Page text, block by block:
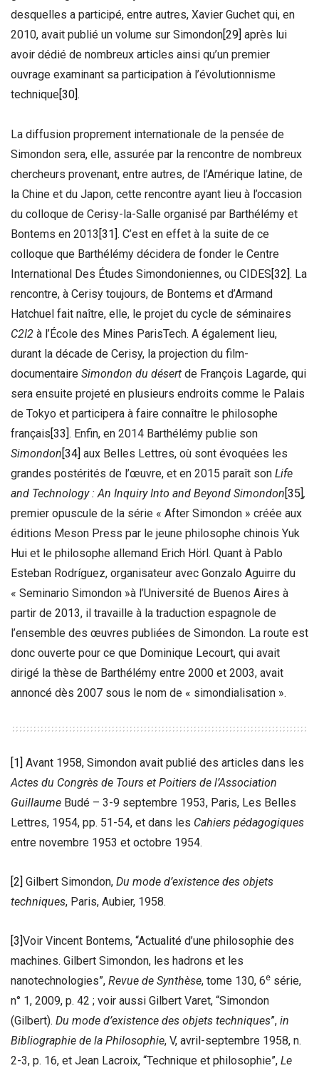
desquelles a participé, entre autres, Xavier Guchet qui, en
2010, avait publié un volume sur Simondon [29] après lui
avoir dédié de nombreux articles ainsi qu’un premier
ouvrage examinant sa participation à l’évolutionnisme
technique [30] .
La diffusion proprement internationale de la pensée de
Simondon sera, elle, assurée par la rencontre de nombreux
chercheurs provenant, entre autres, de l’Amérique latine, de
la Chine et du Japon, cette rencontre ayant lieu à l’occasion
du colloque de Cerisy-la-Salle organisé par Barthélémy et
Bontems en 2013 [31]. C’est en effet à la suite de ce
colloque que Barthélémy décidera de fonder le Centre
International Des Études Simondoniennes, ou CIDES[32]. La
rencontre, à Cerisy toujours, de Bontems et d’Armand
Hatchuel fait naître, elle, le projet du cycle de séminaires
C2I2 à l’École des Mines ParisTech. A également lieu,
durant la décade de Cerisy, la projection du film-
documentaire Simondon du désert de François Lagarde, qui
sera ensuite projeté en plusieurs endroits comme le Palais
de Tokyo et participera à faire connaître le philosophe
français[33]. Enfin, en 2014 Barthélémy publie son
Simondon[34] aux Belles Lettres, où sont évoquées les
grandes postérités de l’œuvre, et en 2015 paraît son Life
and Technology : An Inquiry Into and Beyond Simondon[35],
premier opuscule de la série « After Simondon » créée aux
éditions Meson Press par le jeune philosophe chinois Yuk
Hui et le philosophe allemand Erich Hörl. Quant à Pablo
Esteban Rodríguez, organisateur avec Gonzalo Aguirre du
« Seminario Simondon »à l’Université de Buenos Aires à
partir de 2013, il travaille à la traduction espagnole de
l’ensemble des œuvres publiées de Simondon. La route est
donc ouverte pour ce que Dominique Lecourt, qui avait
dirigé la thèse de Barthélémy entre 2000 et 2003, avait
annoncé dès 2007 sous le nom de « simondialisation ».
[1] Avant 1958, Simondon avait publié des articles dans les
Actes du Congrès de Tours et Poitiers de l’Association
Guillaume Budé – 3-9 septembre 1953, Paris, Les Belles
Lettres, 1954, pp. 51-54, et dans les Cahiers pédagogiques
entre novembre 1953 et octobre 1954.
[2] Gilbert Simondon, Du mode d’existence des objets
techniques, Paris, Aubier, 1958.
[3]Voir Vincent Bontems, “Actualité d’une philosophie des
machines. Gilbert Simondon, les hadrons et les
nanotechnologies”, Revue de Synthèse, tome 130, 6e série,
n° 1, 2009, p. 42 ; voir aussi Gilbert Varet, “Simondon
(Gilbert). Du mode d’existence des objets techniques”, in
Bibliographie de la Philosophie, V, avril-septembre 1958, n.
2-3, p. 16, et Jean Lacroix, “Technique et philosophie”, Le